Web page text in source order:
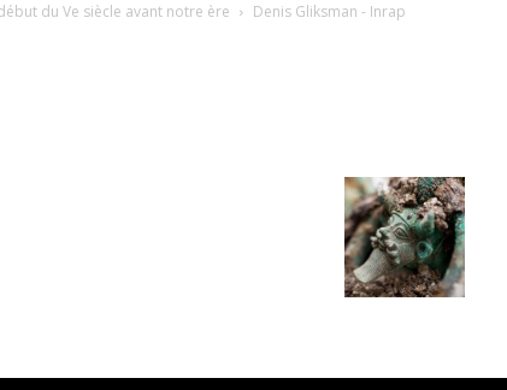
du Ve siècle avant notre ère Denis Gliksman - Inrap